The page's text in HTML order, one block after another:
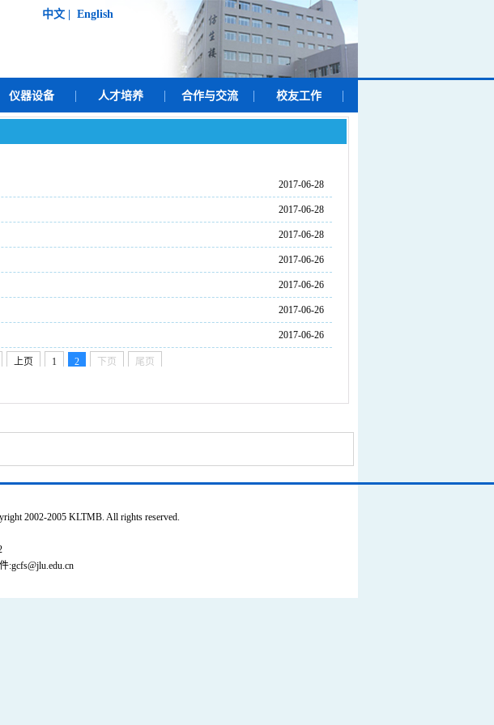
中文 English
仪器设备 人才培养 合作与交流 校友工作
2017-06-28
2017-06-28
2017-06-28
2017-06-26
2017-06-26
2017-06-26
2017-06-26
上页 1 2 下页 尾页
2002-2005 KLTMB. All rights reserved.
:gcfs@jlu.edu.cn